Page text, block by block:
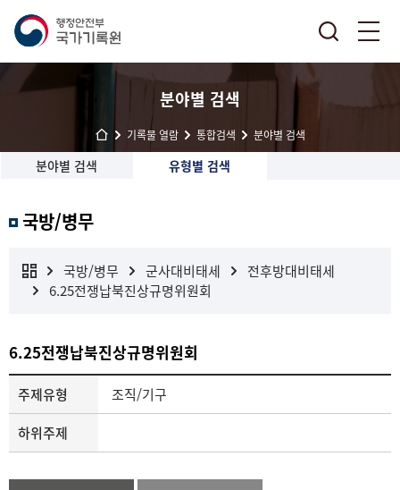
분야별 검색
기록물 열람 통합검색 분야별 검색
분야별 검색 유형별 검색
국방/병무
국방/병무 군사대비태세
전후방대비태세
6.25전쟁납북진상규명위원회
6.25전쟁납북진상규명위원회
주제유형
조직/기구
하위주제